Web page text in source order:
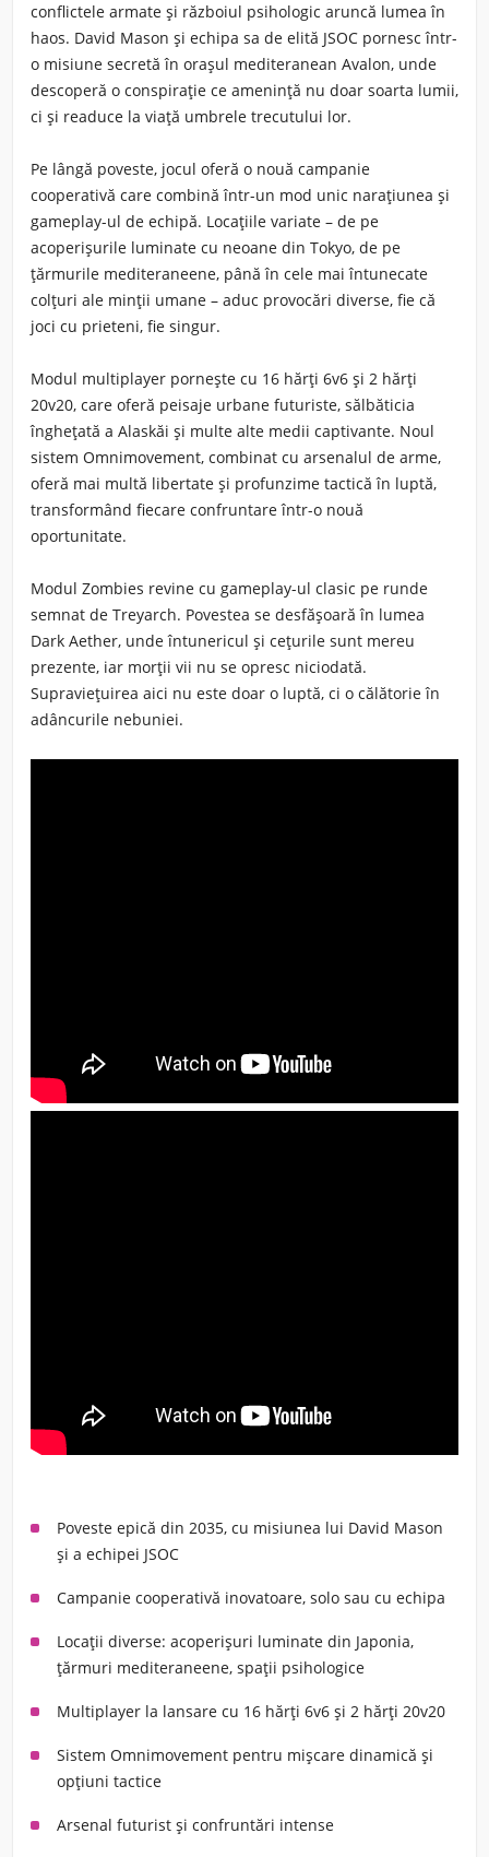
conflictele armate și războiul psihologic aruncă lumea în
haos. David Mason și echipa sa de elită JSOC pornesc într-
o misiune secretă în orașul mediteranean Avalon, unde
descoperă o conspirație ce amenință nu doar soarta lumii,
ci și readuce la viață umbrele trecutului lor.
Pe lângă poveste, jocul oferă o nouă campanie
cooperativă care combină într-un mod unic narațiunea și
gameplay-ul de echipă. Locațiile variate – de pe
acoperișurile luminate cu neoane din Tokyo, de pe
țărmurile mediteraneene, până în cele mai întunecate
colțuri ale minții umane – aduc provocări diverse, fie că
joci cu prieteni, fie singur.
Modul multiplayer pornește cu 16 hărți 6v6 și 2 hărți
20v20, care oferă peisaje urbane futuriste, sălbăticia
înghețată a Alaskăi și multe alte medii captivante. Noul
sistem Omnimovement, combinat cu arsenalul de arme,
oferă mai multă libertate și profunzime tactică în luptă,
transformând fiecare confruntare într-o nouă
oportunitate.
Modul Zombies revine cu gameplay-ul clasic pe runde
semnat de Treyarch. Povestea se desfășoară în lumea
Dark Aether, unde întunericul și cețurile sunt mereu
prezente, iar morții vii nu se opresc niciodată.
Supraviețuirea aici nu este doar o luptă, ci o călătorie în
adâncurile nebuniei.
Poveste epică din 2035, cu misiunea lui David Mason
și a echipei JSOC
Campanie cooperativă inovatoare, solo sau cu echipa
Locații diverse: acoperișuri luminate din Japonia,
țărmuri mediteraneene, spații psihologice
Multiplayer la lansare cu 16 hărți 6v6 și 2 hărți 20v20
Sistem Omnimovement pentru mișcare dinamică și
opțiuni tactice
Arsenal futurist și confruntări intense